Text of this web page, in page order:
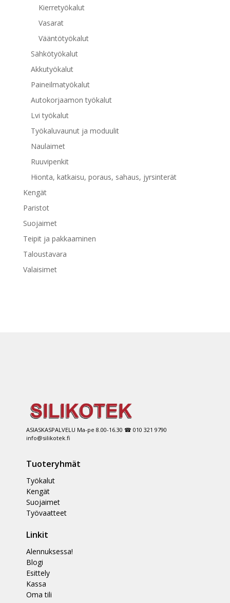
Kierretyökalut
Vasarat
Vääntötyökalut
Sähkötyökalut
Akkutyökalut
Paineilmatyökalut
Autokorjaamon työkalut
Lvi työkalut
Työkaluvaunut ja moduulit
Naulaimet
Ruuvipenkit
Hionta, katkaisu, poraus, sahaus, jyrsinterät
Kengät
Paristot
Suojaimet
Teipit ja pakkaaminen
Taloustavara
Valaisimet
ASIASKASPALVELU Ma-pe 8.00-16.30 ☎ 010 321 9790
info@silikotek.fi
Tuoteryhmät
Työkalut
Kengät
Suojaimet
Työvaatteet
Linkit
Alennuksessa!
Blogi
Esittely
Kassa
Oma tili